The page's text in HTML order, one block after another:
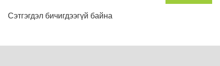
Сэтгэгдэл бичигдээгүй байна